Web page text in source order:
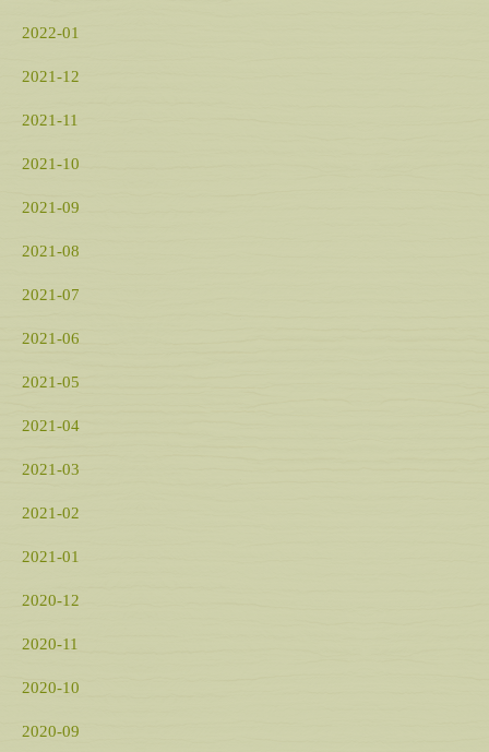
2022-01
2021-12
2021-11
2021-10
2021-09
2021-08
2021-07
2021-06
2021-05
2021-04
2021-03
2021-02
2021-01
2020-12
2020-11
2020-10
2020-09